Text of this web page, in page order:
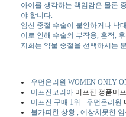
아이를 생각하는 책임감은 물론
야 합니다.
임신 중절 수술이 불안하거나 낙
이로 인해 수술의 부작용, 흔적,
저희는 약물 중절을 선택하시는
우먼온리원 WOMEN ONLY
미프진코리아 미프진 정품미
미프진 구매 1위 - 우먼온리원
불가피한 상황 , 예상치못한